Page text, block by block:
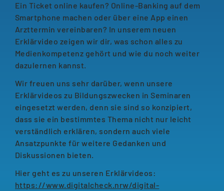
Ein Ticket online kaufen? Online-Banking auf dem
Smartphone machen oder über eine App einen
Arzttermin vereinbaren? In unserem neuen
Erklärvideo zeigen wir dir, was schon alles zu
Medienkompetenz gehört und wie du noch weiter
dazulernen kannst.
Wir freuen uns sehr darüber, wenn unsere
Erklärvideos zu Bildungszwecken in Seminaren
eingesetzt werden, denn sie sind so konzipiert,
dass sie ein bestimmtes Thema nicht nur leicht
verständlich erklären, sondern auch viele
Ansatzpunkte für weitere Gedanken und
Diskussionen bieten.
Hier geht es zu unseren Erklärvideos:
https://www.digitalcheck.nrw/digital-